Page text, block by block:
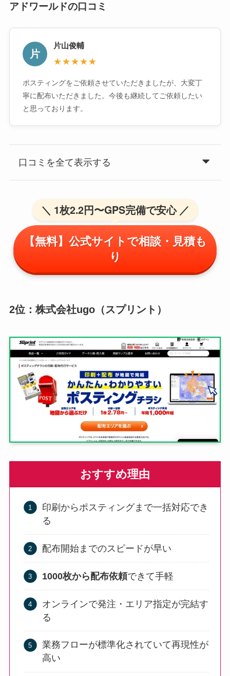
アドワールドの口コミ
片
片山俊輔
★★★★★
ポスティングをご依頼させていただきましたが、大変丁
寧に配布いただきました。今後も継続してご依頼したい
と思っております。
口コミを全て表示する
＼ 1枚2.2円〜GPS完備で安心 ／
【無料】公式サイトで相談・見積も
り
2位：株式会社ugo（スプリント）
おすすめ理由
印刷からポスティングまで一括対応でき
る
配布開始までのスピードが早い
1000枚から配布依頼できて手軽
オンラインで発注・エリア指定が完結す
る
業務フローが標準化されていて再現性が
高い